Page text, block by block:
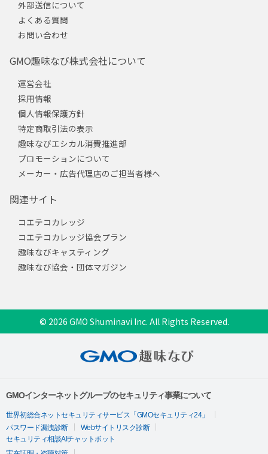
外部送信について
よくある質問
お問い合わせ
GMO趣味なび株式会社について
運営会社
採用情報
個人情報保護方針
特定商取引法の表示
趣味なびエシカル消費推進部
プロモーションについて
メーカー・広告代理店のご担当者様へ
関連サイト
コエテコカレッジ
コエテコカレッジ協会プラン
趣味なびキャスティング
趣味なび協会・団体マガジン
© 2026 GMO Shuminavi Inc. All Rights Reserved.